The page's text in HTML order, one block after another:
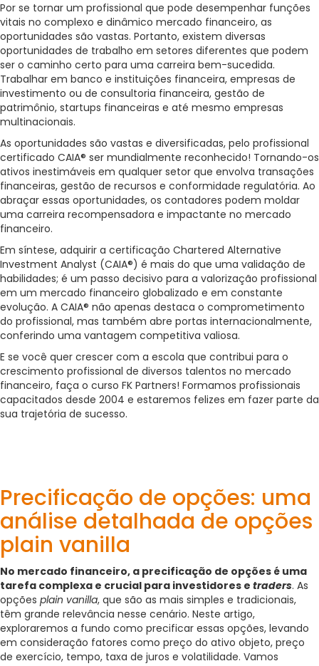
Por se tornar um profissional que pode desempenhar funções
vitais no complexo e dinâmico mercado financeiro, as
oportunidades são vastas. Portanto, existem diversas
oportunidades de trabalho em setores diferentes que podem
ser o caminho certo para uma carreira bem-sucedida.
Trabalhar em banco e instituições financeira, empresas de
investimento ou de consultoria financeira, gestão de
patrimônio, startups financeiras e até mesmo empresas
multinacionais.
As oportunidades são vastas e diversificadas, pelo profissional
certificado CAIA® ser mundialmente reconhecido! Tornando-os
ativos inestimáveis em qualquer setor que envolva transações
financeiras, gestão de recursos e conformidade regulatória. Ao
abraçar essas oportunidades, os contadores podem moldar
uma carreira recompensadora e impactante no mercado
financeiro.
Em síntese, adquirir a certificação Chartered Alternative
Investment Analyst (CAIA®) é mais do que uma validação de
habilidades; é um passo decisivo para a valorização profissional
em um mercado financeiro globalizado e em constante
evolução. A CAIA® não apenas destaca o comprometimento
do profissional, mas também abre portas internacionalmente,
conferindo uma vantagem competitiva valiosa.
E se você quer crescer com a escola que contribui para o
crescimento profissional de diversos talentos no mercado
financeiro, faça o curso FK Partners! Formamos profissionais
capacitados desde 2004 e estaremos felizes em fazer parte da
sua trajetória de sucesso.
Precificação de opções: uma
análise detalhada de opções
plain vanilla
No mercado financeiro, a precificação de opções é uma
tarefa complexa e crucial para investidores e traders. As
opções plain vanilla, que são as mais simples e tradicionais,
têm grande relevância nesse cenário. Neste artigo,
exploraremos a fundo como precificar essas opções, levando
em consideração fatores como preço do ativo objeto, preço
de exercício, tempo, taxa de juros e volatilidade. Vamos